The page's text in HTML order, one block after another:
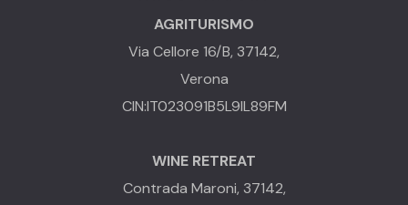
AGRITURISMO
Via Cellore 16/B, 37142,
Verona
CIN:IT023091B5L9IL89FM
WINE RETREAT
Contrada Maroni, 37142,